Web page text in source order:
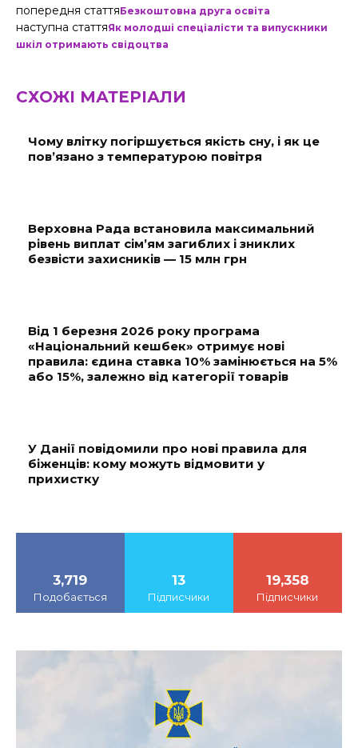
попередня статтяБезкоштовна друга освіта
наступна статтяЯк молодші спеціалісти та випускники
шкіл отримають свідоцтва
СХОЖІ МАТЕРІАЛИ
Чому влітку погіршується якість сну, і як це
пов’язано з температурою повітря
Верховна Рада встановила максимальний
рівень виплат сім’ям загиблих і зниклих
безвісти захисників — 15 млн грн
Від 1 березня 2026 року програма
«Національний кешбек» отримує нові
правила: єдина ставка 10% замінюється на 5%
або 15%, залежно від категорії товарів
У Данії повідомили про нові правила для
біженців: кому можуть відмовити у
прихистку
3,719
Подобається
13
Підписчики
19,358
Підписчики